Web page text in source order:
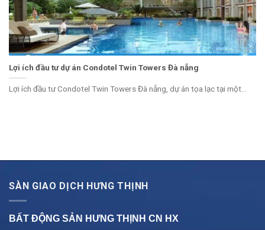
Lợi ích đầu tư dự án Condotel Twin Towers Đà nẵng
Lợi ích đầu tư Condotel Twin Towers Đà nẵng, dự án tọa lạc tại một...
SÀN GIAO DỊCH HƯNG THỊNH
BẤT ĐỘNG SẢN HƯNG THỊNH CN HX